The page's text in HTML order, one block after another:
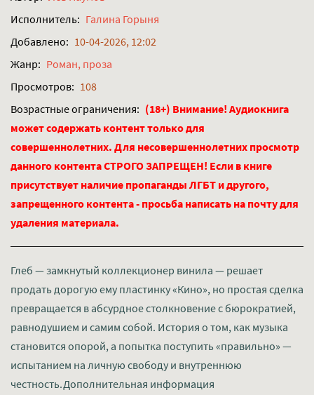
Исполнитель: Галина Горыня
Добавлено: 10-04-2026, 12:02
Жанр: Роман, проза
Просмотров: 108
Возрастные ограничения: (18+) Внимание! Аудиокнига
может содержать контент только для
совершеннолетних. Для несовершеннолетних просмотр
данного контента СТРОГО ЗАПРЕЩЕН! Если в книге
присутствует наличие пропаганды ЛГБТ и другого,
запрещенного контента - просьба написать на почту для
удаления материала.
Глеб — замкнутый коллекционер винила — решает
продать дорогую ему пластинку «Кино», но простая сделка
превращается в абсурдное столкновение с бюрократией,
равнодушием и самим собой. История о том, как музыка
становится опорой, а попытка поступить «правильно» —
испытанием на личную свободу и внутреннюю
честность.Дополнительная информация